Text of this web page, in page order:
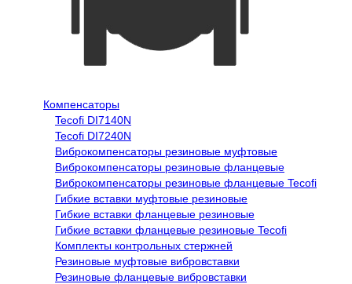
Компенсаторы
Tecofi DI7140N
Tecofi DI7240N
Виброкомпенсаторы резиновые муфтовые
Виброкомпенсаторы резиновые фланцевые
Виброкомпенсаторы резиновые фланцевые Tecofi
Гибкие вставки муфтовые резиновые
Гибкие вставки фланцевые резиновые
Гибкие вставки фланцевые резиновые Tecofi
Комплекты контрольных стержней
Резиновые муфтовые вибровставки
Резиновые фланцевые вибровставки